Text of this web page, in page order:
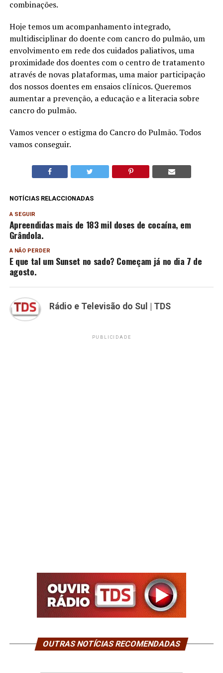
combinações.
Hoje temos um acompanhamento integrado,
multidisciplinar do doente com cancro do pulmão, um
envolvimento em rede dos cuidados paliativos, uma
proximidade dos doentes com o centro de tratamento
através de novas plataformas, uma maior participação
dos nossos doentes em ensaios clínicos. Queremos
aumentar a prevenção, a educação e a literacia sobre
cancro do pulmão.
Vamos vencer o estigma do Cancro do Pulmão. Todos
vamos conseguir.
NOTÍCIAS RELACCIONADAS
A SEGUIR
Apreendidas mais de 183 mil doses de cocaína, em
Grândola.
A NÃO PERDER
E que tal um Sunset no sado? Começam já no dia 7 de
agosto.
Rádio e Televisão do Sul | TDS
PUBLICIDADE
OUTRAS NOTÍCIAS RECOMENDADAS